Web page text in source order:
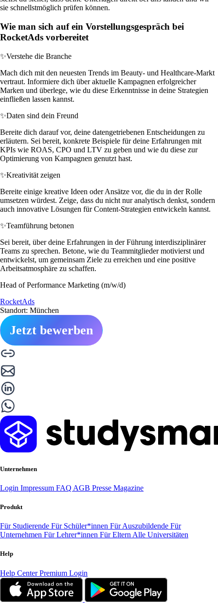
sie schnellstmöglich prüfen können.
Wie man sich auf ein Vorstellungsgespräch bei
RocketAds vorbereitet
✨Verstehe die Branche
Mach dich mit den neuesten Trends im Beauty- und Healthcare-Markt
vertraut. Informiere dich über aktuelle Kampagnen erfolgreicher
Marken und überlege, wie du diese Erkenntnisse in deine Strategien
einfließen lassen kannst.
✨Daten sind dein Freund
Bereite dich darauf vor, deine datengetriebenen Entscheidungen zu
erläutern. Sei bereit, konkrete Beispiele für deine Erfahrungen mit
KPIs wie ROAS, CPO und LTV zu geben und wie du diese zur
Optimierung von Kampagnen genutzt hast.
✨Kreativität zeigen
Bereite einige kreative Ideen oder Ansätze vor, die du in der Rolle
umsetzen würdest. Zeige, dass du nicht nur analytisch denkst, sondern
auch innovative Lösungen für Content-Strategien entwickeln kannst.
✨Teamführung betonen
Sei bereit, über deine Erfahrungen in der Führung interdisziplinärer
Teams zu sprechen. Betone, wie du Teammitglieder motivierst und
entwickelst, um gemeinsam Ziele zu erreichen und eine positive
Arbeitsatmosphäre zu schaffen.
Head of Performance Marketing (m/w/d)
RocketAds
Standort: München
Jetzt bewerben
Unternehmen
Login Impressum FAQ AGB Presse Magazine
Produkt
Für Studierende Für Schüler*innen Für Auszubildende Für
Unternehmen Für Lehrer*innen Für Eltern Alle Universitäten
Help
Help CenterPremium Login